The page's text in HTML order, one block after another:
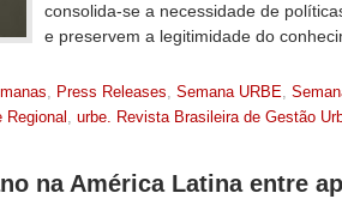
consolida-se a necessidade de
e preservem a legitimidade do
, Press Releases, Semana URBE,
Regional , urbe. Revista Brasileira de Gestão
na América Latina entre